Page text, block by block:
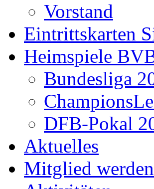
Vorstand
Eintrittskarten
Heimspiele
Bundesliga
DFB-Pokal
Aktuelles
Mitglied werden